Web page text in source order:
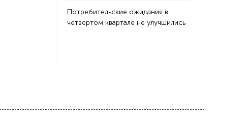
Потребительские ожидания в
четвертом квартале не улучшились